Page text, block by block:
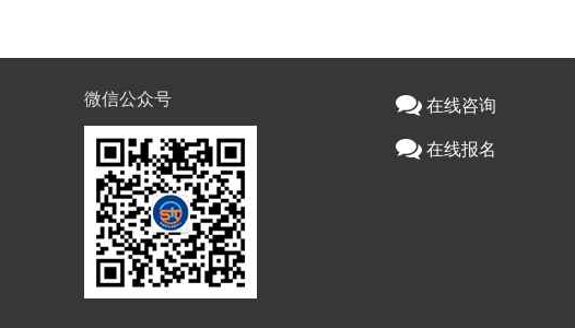
微信公众号 在线咨询
在线报名